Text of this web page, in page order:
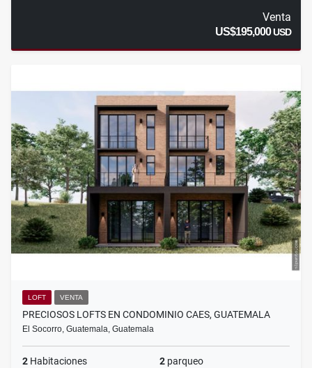
Venta
US$195,000USD
LOFT VENTA
PRECIOSOS LOFTS EN CONDOMINIO CAES, GUATEMALA
El Socorro, Guatemala, Guatemala
2 Habitaciones 2 parqueo